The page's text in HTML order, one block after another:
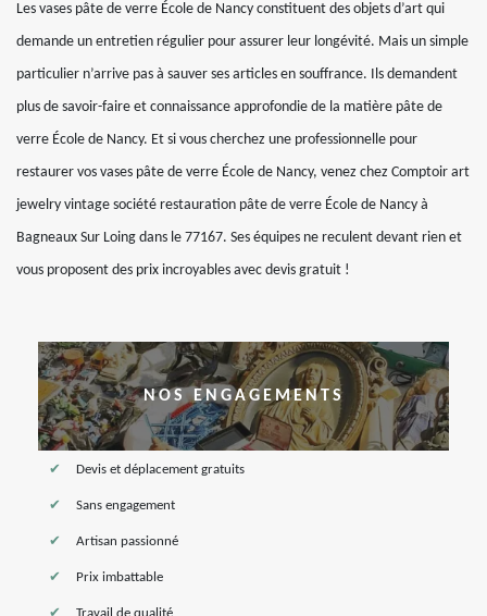
Les vases pâte de verre École de Nancy constituent des objets d’art qui
demande un entretien régulier pour assurer leur longévité. Mais un simple
particulier n’arrive pas à sauver ses articles en souffrance. Ils demandent
plus de savoir-faire et connaissance approfondie de la matière pâte de
verre École de Nancy. Et si vous cherchez une professionnelle pour
restaurer vos vases pâte de verre École de Nancy, venez chez Comptoir art
jewelry vintage société restauration pâte de verre École de Nancy à
Bagneaux Sur Loing dans le 77167. Ses équipes ne reculent devant rien et
vous proposent des prix incroyables avec devis gratuit !
NOS ENGAGEMENTS
Devis et déplacement gratuits
Sans engagement
Artisan passionné
Prix imbattable